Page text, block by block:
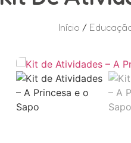
Início /